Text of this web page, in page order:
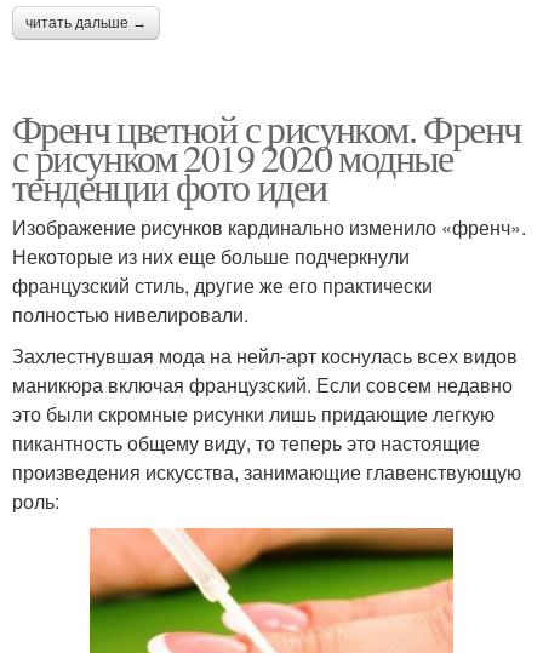
читать дальше →
Френч цветной с рисунком. Френч
с рисунком 2019 2020 модные
тенденции фото идеи
Изображение рисунков кардинально изменило «френч».
Некоторые из них еще больше подчеркнули
французский стиль, другие же его практически
полностью нивелировали.
Захлестнувшая мода на нейл-арт коснулась всех видов
маникюра включая французский. Если совсем недавно
это были скромные рисунки лишь придающие легкую
пикантность общему виду, то теперь это настоящие
произведения искусства, занимающие главенствующую
роль: